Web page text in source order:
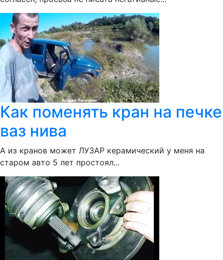
Как поменять кран на печке
ваз нива
А из кранов может ЛУЗАР керамический у меня на
старом авто 5 лет простоял...